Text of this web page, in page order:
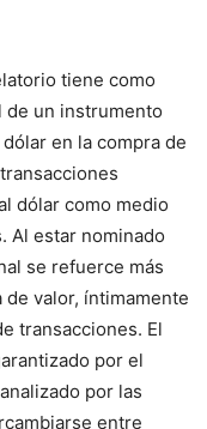
tiene como
de un instrumento
en la compra de
dólar como medio
Al estar nominado
se refuerce más
valor, íntimamente
transacciones. El
por el
por las
entre